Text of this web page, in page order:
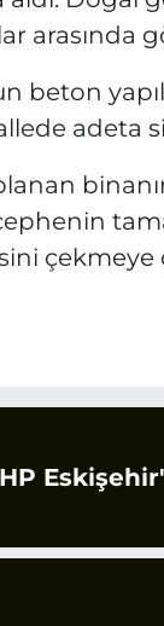
arasında
beton
adeta
çekmeye